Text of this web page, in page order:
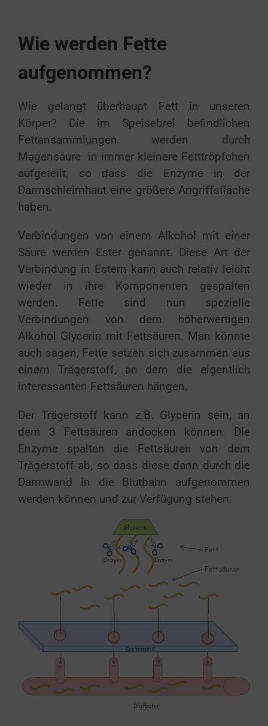
Wie werden Fette
aufgenommen?
Wie gelangt überhaupt Fett in unseren
Körper? Die im Speisebrei befindlichen
Fettansammlungen werden durch
Magensäure in immer kleinere Fetttröpfchen
aufgeteilt, so dass die Enzyme in der
Darmschleimhaut eine größere Angriffsfläche
haben.
Verbindungen von einem Alkohol mit einer
Säure werden Ester genannt. Diese Art der
Verbindung in Estern kann auch relativ leicht
wieder in ihre Komponenten gespalten
werden. Fette sind nun spezielle
Verbindungen von dem höherwertigen
Alkohol Glycerin mit Fettsäuren. Man könnte
auch sagen, Fette setzen sich zusammen aus
einem Trägerstoff, an dem die eigentlich
interessanten Fettsäuren hängen.
Der Trägerstoff kann z.B. Glycerin sein, an
dem 3 Fettsäuren andocken können. Die
Enzyme spalten die Fettsäuren von dem
Trägerstoff ab, so dass diese dann durch die
Darmwand in die Blutbahn aufgenommen
werden können und zur Verfügung stehen.